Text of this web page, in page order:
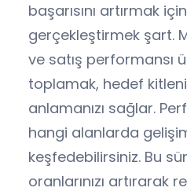
başarısını artırmak
gerçekleştirmek şart.
ve satış performansı
toplamak, hedef
anlamanızı sağlar.
hangi alanlarda
keşfedebilirsiniz. Bu
oranlarınızı artırarak